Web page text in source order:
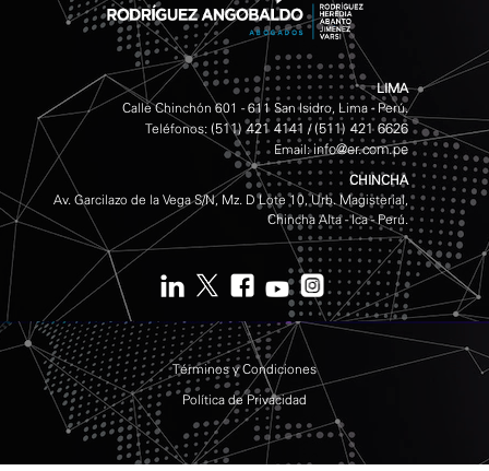
LIMA
Calle Chinchón 601 - 611 San Isidro, Lima - Perú.
Teléfonos: (511) 421 4141 /(511) 421 6626
Email:info@er.com.pe
CHINCHA
Av. Garcilazo de la Vega S/N, Mz. D Lote 10, Urb. Magisterial,
Chincha Alta - Ica - Perú.
Términos y Condiciones
Política de Privacidad